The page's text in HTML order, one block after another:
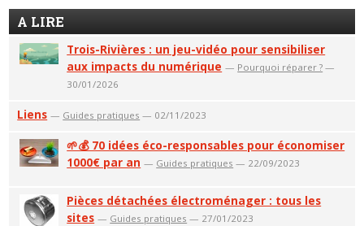
A LIRE
Trois-Rivières : un jeu-vidéo pour sensibiliser
aux impacts du numérique — Pourquoi réparer ? —
30/01/2026
Liens — Guides pratiques — 02/11/2023
🌱💰 70 idées éco-responsables pour économiser
1000€ par an — Guides pratiques — 22/09/2023
Pièces détachées électroménager : tous les
sites — Guides pratiques — 27/01/2023